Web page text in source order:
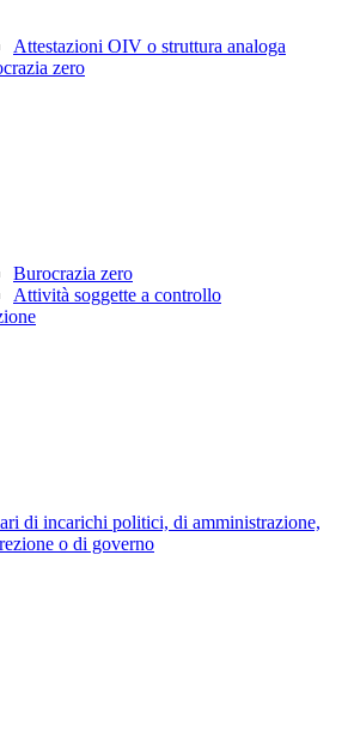
Attestazioni OIV o struttura analoga
zero
Burocrazia zero
Attività soggette a controllo
di incarichi politici, di amministrazione,
o di governo